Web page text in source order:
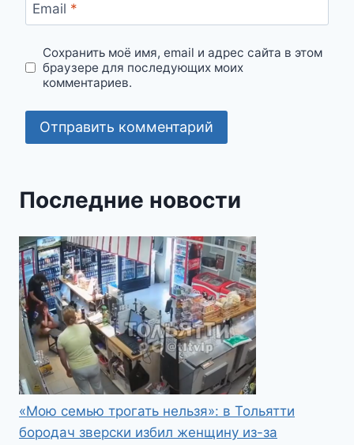
Email *
Сохранить моё имя, email и адрес сайта в этом
браузере для последующих моих
комментариев.
Последние новости
«Мою семью трогать нельзя»: в Тольятти
бородач зверски избил женщину из-за